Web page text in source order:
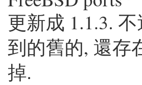
更新成 1.1.3.
到的舊的, 還存
掉.